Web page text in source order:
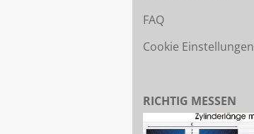
FAQ
Cookie Einstellungen
RICHTIG MESSEN